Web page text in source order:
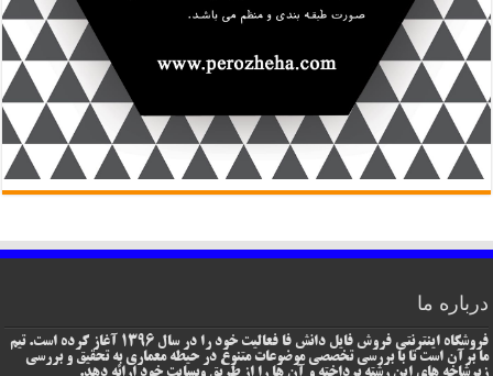
درباره ما
فروشگاه اینترنتی فروش فایل دانش فا فعالیت خود را در سال 1396 آغاز کرده است. تیم
ما برآن است تا با بررسی تخصصی موضوعات متنوع در حیطه معماری به تحقیق و بررسی
زیرشاخه های این رشته پرداخته و آن ها را از طریق وبسایت خود ارائه دهد.